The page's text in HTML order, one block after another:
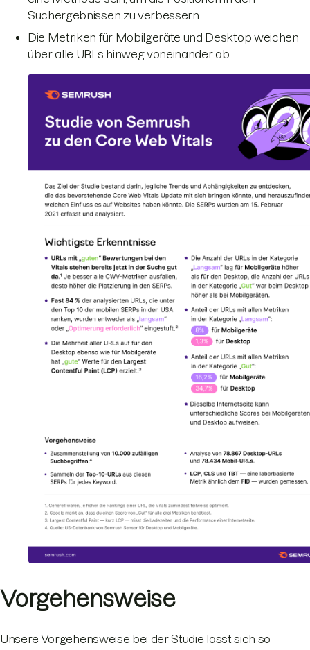
Suchergebnissen zu verbessern.
Die Metriken für Mobilgeräte und Desktop weichen
über alle URLs hinweg voneinander ab.
Vorgehensweise
Unsere Vorgehensweise bei der Studie lässt sich so